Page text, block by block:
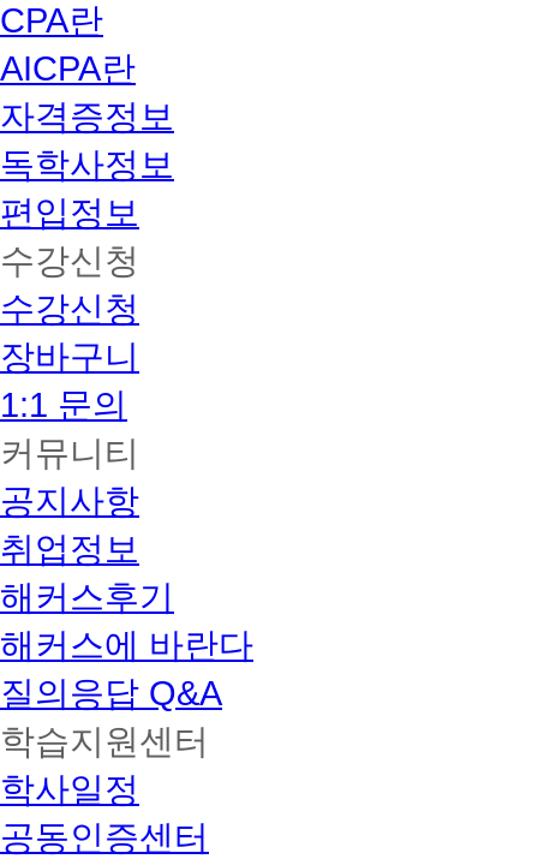
CPA란
AICPA란
자격증정보
독학사정보
편입정보
수강신청
수강신청
장바구니
1:1 문의
커뮤니티
공지사항
취업정보
해커스후기
해커스에 바란다
질의응답 Q&A
학습지원센터
학사일정
공동인증센터